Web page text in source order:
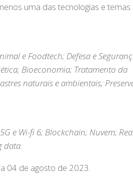
uma das tecnologias e temas
e Foodtech; Defesa e
Bioeconomia; Tratamento da
naturais e ambientais;
e Wi-fi 6; Blockchain; Nuvem;
data.
04 de agosto de 2023.